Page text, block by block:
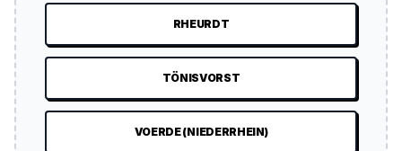
RHEURDT
TÖNISVORST
VOERDE (NIEDERRHEIN)